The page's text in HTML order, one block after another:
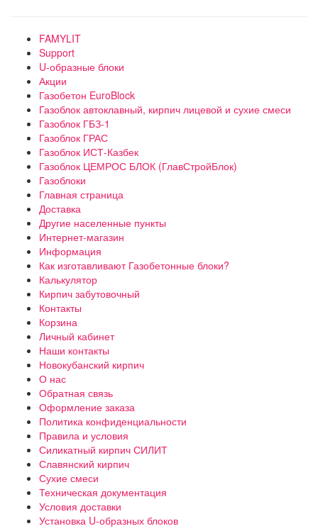
FAMYLIT
Support
U-образные блоки
Акции
Газобетон EuroBlock
Газоблок автоклавный, кирпич лицевой и сухие смеси
Газоблок ГБЗ-1
Газоблок ГРАС
Газоблок ИСТ-Казбек
Газоблок ЦЕМРОС БЛОК (ГлавСтройБлок)
Газоблоки
Главная страница
Доставка
Другие населенные пункты
Интернет-магазин
Информация
Как изготавливают Газобетонные блоки?
Калькулятор
Кирпич забутовочный
Контакты
Корзина
Личный кабинет
Наши контакты
Новокубанский кирпич
О нас
Обратная связь
Оформление заказа
Политика конфиденциальности
Правила и условия
Силикатный кирпич СИЛИТ
Славянский кирпич
Сухие смеси
Техническая документация
Условия доставки
Установка U-образных блоков